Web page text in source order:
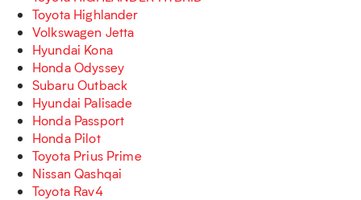
Toyota Highlander
Volkswagen Jetta
Hyundai Kona
Honda Odyssey
Subaru Outback
Hyundai Palisade
Honda Passport
Honda Pilot
Toyota Prius Prime
Nissan Qashqai
Toyota Rav4